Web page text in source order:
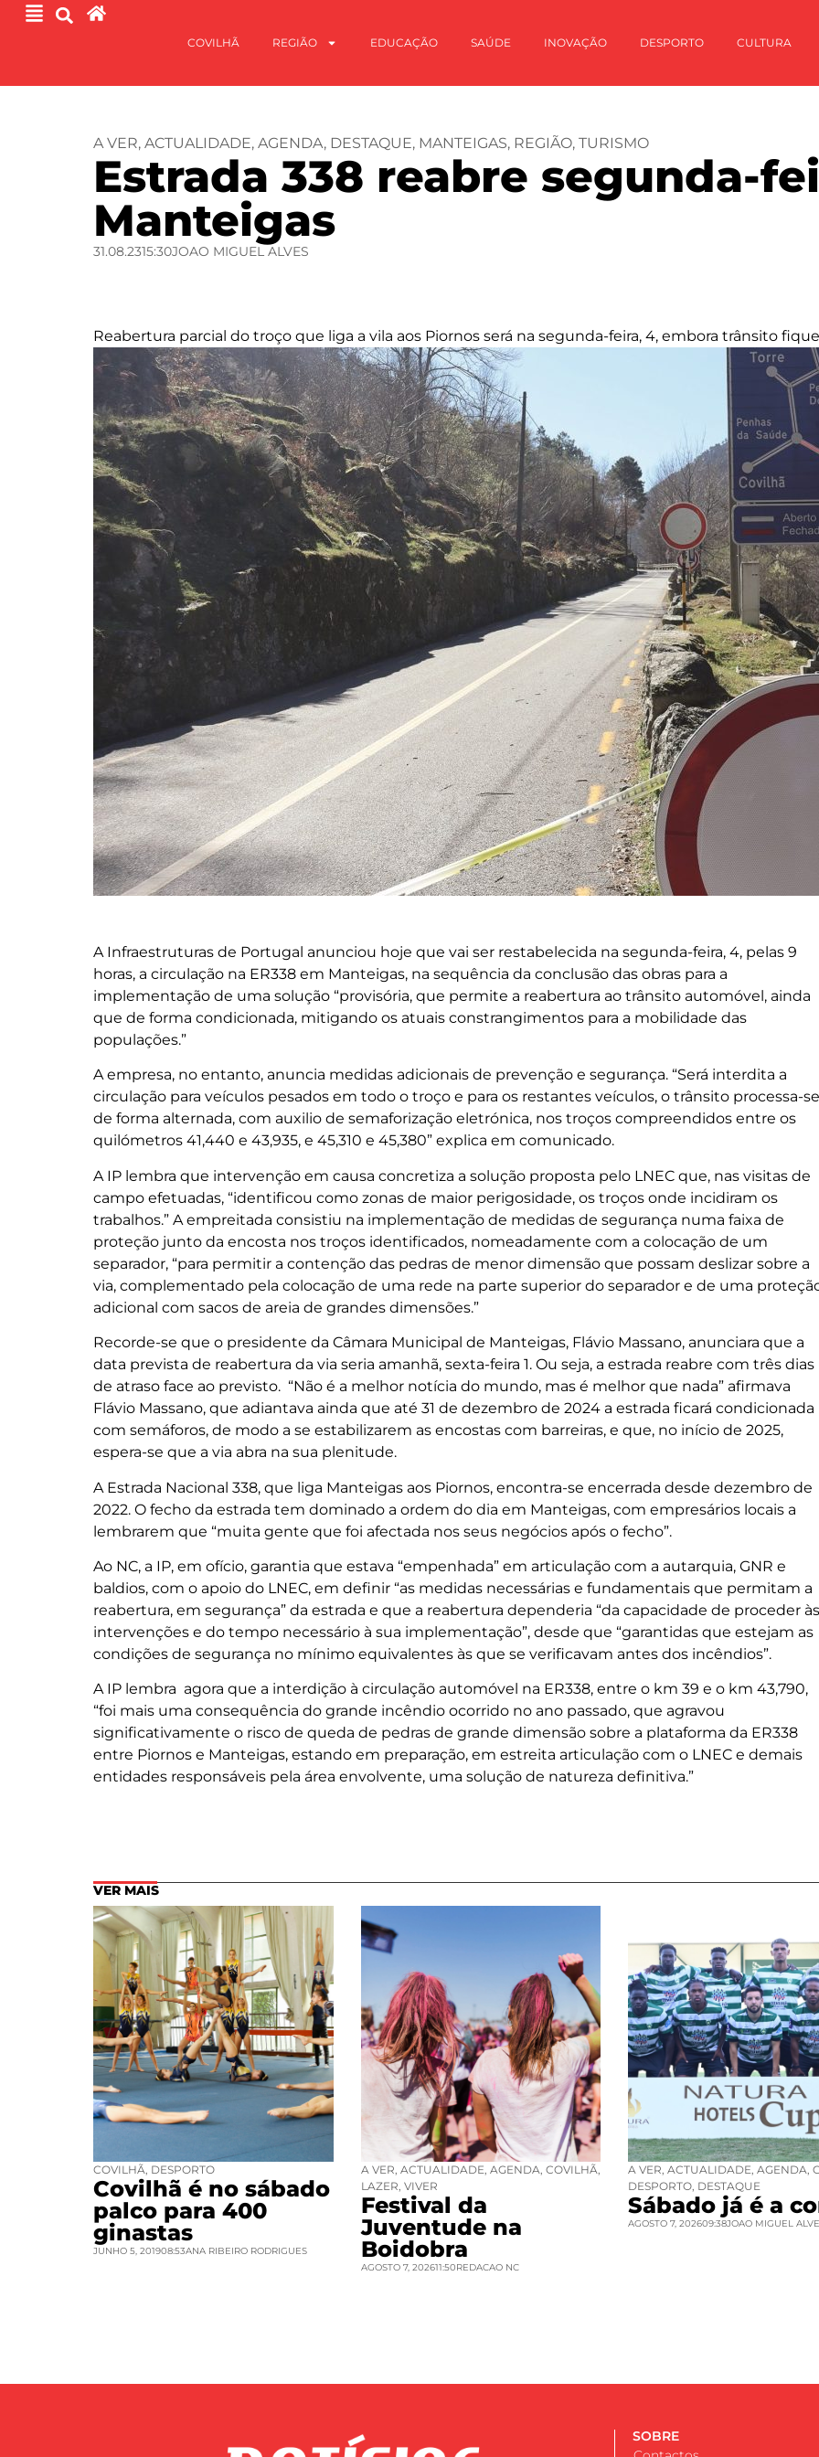
COVILHÃ REGIÃO EDUCAÇÃO SAÚDE INOVAÇÃO DESPORTO CULTURA
A VER, ACTUALIDADE, AGENDA, DESTAQUE, MANTEIGAS, REGIÃO, TURISMO
Estrada 338 reabre segunda-
Manteigas
31.08.2315:30JOAO MIGUEL ALVES
Reabertura parcial do troço que liga a vila aos Piornos será na segunda-feira, 4, embora trânsito
A Infraestruturas de Portugal anunciou hoje que vai ser restabelecida na segunda-feira, 4, pelas 9
horas, a circulação na ER338 em Manteigas, na sequência da conclusão das obras para a
implementação de uma solução “provisória, que permite a reabertura ao trânsito automóvel, ainda
que de forma condicionada, mitigando os atuais constrangimentos para a mobilidade das
populações.”
A empresa, no entanto, anuncia medidas adicionais de prevenção e segurança. “Será interdita a
circulação para veículos pesados em todo o troço e para os restantes veículos, o trânsito processa-se
de forma alternada, com auxilio de semaforização eletrónica, nos troços compreendidos entre os
quilómetros 41,440 e 43,935, e 45,310 e 45,380” explica em comunicado.
A IP lembra que intervenção em causa concretiza a solução proposta pelo LNEC que, nas visitas de
campo efetuadas, “identificou como zonas de maior perigosidade, os troços onde incidiram os
trabalhos.” A empreitada consistiu na implementação de medidas de segurança numa faixa de
proteção junto da encosta nos troços identificados, nomeadamente com a colocação de um
separador, “para permitir a contenção das pedras de menor dimensão que possam deslizar sobre a
via, complementado pela colocação de uma rede na parte superior do separador e de uma
adicional com sacos de areia de grandes dimensões.”
Recorde-se que o presidente da Câmara Municipal de Manteigas, Flávio Massano, anunciara que a
data prevista de reabertura da via seria amanhã, sexta-feira 1. Ou seja, a estrada reabre com três dias
de atraso face ao previsto. “Não é a melhor notícia do mundo, mas é melhor que nada” afirmava
Flávio Massano, que adiantava ainda que até 31 de dezembro de 2024 a estrada ficará condicionada
com semáforos, de modo a se estabilizarem as encostas com barreiras, e que, no início de 2025,
espera-se que a via abra na sua plenitude.
A Estrada Nacional 338, que liga Manteigas aos Piornos, encontra-se encerrada desde dezembro de
2022. O fecho da estrada tem dominado a ordem do dia em Manteigas, com empresários locais a
lembrarem que “muita gente que foi afectada nos seus negócios após o fecho”.
Ao NC, a IP, em ofício, garantia que estava “empenhada” em articulação com a autarquia, GNR e
baldios, com o apoio do LNEC, em definir “as medidas necessárias e fundamentais que permitam a
reabertura, em segurança” da estrada e que a reabertura dependeria “da capacidade de proceder às
intervenções e do tempo necessário à sua implementação”, desde que “garantidas que estejam as
condições de segurança no mínimo equivalentes às que se verificavam antes dos incêndios”.
A IP lembra agora que a interdição à circulação automóvel na ER338, entre o km 39 e o km 43,790,
“foi mais uma consequência do grande incêndio ocorrido no ano passado, que agravou
significativamente o risco de queda de pedras de grande dimensão sobre a plataforma da ER338
entre Piornos e Manteigas, estando em preparação, em estreita articulação com o LNEC e demais
entidades responsáveis pela área envolvente, uma solução de natureza definitiva.”
VER MAIS
COVILHÃ, DESPORTO
Covilhã é no sábado
palco para 400
ginastas
JUNHO 5, 201908:53ANA RIBEIRO RODRIGUES
A VER, ACTUALIDADE, AGENDA, COVILHÃ,
LAZER, VIVER
Festival da
Juventude na
Boidobra
AGOSTO 7, 202611:50REDACAO NC
A VER, ACTUALIDADE, AGENDA,
DESPORTO, DESTAQUE
Sábado já é a
AGOSTO 7, 202609:38JOAO MIGUEL
SOBRE